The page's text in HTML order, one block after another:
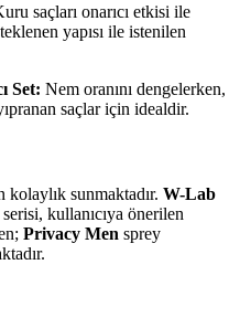
saçları onarıcı etkisi ile
yapısı ile istenilen
Set: Nem oranını dengelerken,
saçlar için idealdir.
kolaylık sunmaktadır. W-Lab
serisi, kullanıcıya önerilen
Privacy Men sprey